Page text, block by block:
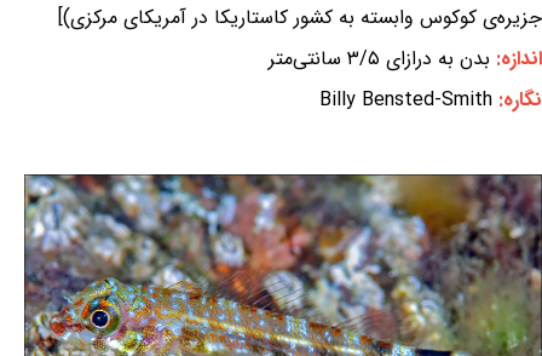
جزیره‌ی کوکوس وابسته به کشور کاستاریکا در آمریکای مرکزی)]
اندازه: بدن به درازای ۳/۵ سانتی‌متر
نگاره: Billy Bensted-Smith